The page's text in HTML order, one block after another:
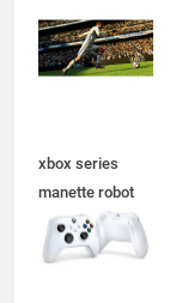
xbox series
manette robot
white